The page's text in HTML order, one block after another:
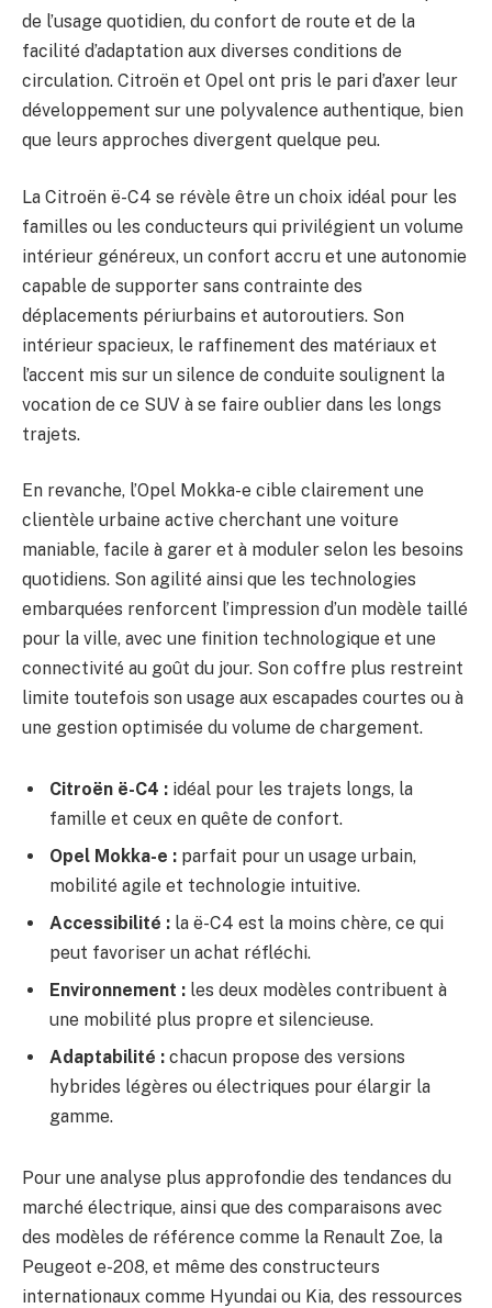
de l’usage quotidien, du confort de route et de la
facilité d’adaptation aux diverses conditions de
circulation. Citroën et Opel ont pris le pari d’axer leur
développement sur une polyvalence authentique, bien
que leurs approches divergent quelque peu.
La Citroën ë-C4 se révèle être un choix idéal pour les
familles ou les conducteurs qui privilégient un volume
intérieur généreux, un confort accru et une autonomie
capable de supporter sans contrainte des
déplacements périurbains et autoroutiers. Son
intérieur spacieux, le raffinement des matériaux et
l’accent mis sur un silence de conduite soulignent la
vocation de ce SUV à se faire oublier dans les longs
trajets.
En revanche, l’Opel Mokka-e cible clairement une
clientèle urbaine active cherchant une voiture
maniable, facile à garer et à moduler selon les besoins
quotidiens. Son agilité ainsi que les technologies
embarquées renforcent l’impression d’un modèle taillé
pour la ville, avec une finition technologique et une
connectivité au goût du jour. Son coffre plus restreint
limite toutefois son usage aux escapades courtes ou à
une gestion optimisée du volume de chargement.
Citroën ë-C4 : idéal pour les trajets longs, la
famille et ceux en quête de confort.
Opel Mokka-e : parfait pour un usage urbain,
mobilité agile et technologie intuitive.
Accessibilité : la ë-C4 est la moins chère, ce qui
peut favoriser un achat réfléchi.
Environnement : les deux modèles contribuent à
une mobilité plus propre et silencieuse.
Adaptabilité : chacun propose des versions
hybrides légères ou électriques pour élargir la
gamme.
Pour une analyse plus approfondie des tendances du
marché électrique, ainsi que des comparaisons avec
des modèles de référence comme la Renault Zoe, la
Peugeot e-208, et même des constructeurs
internationaux comme Hyundai ou Kia, des ressources